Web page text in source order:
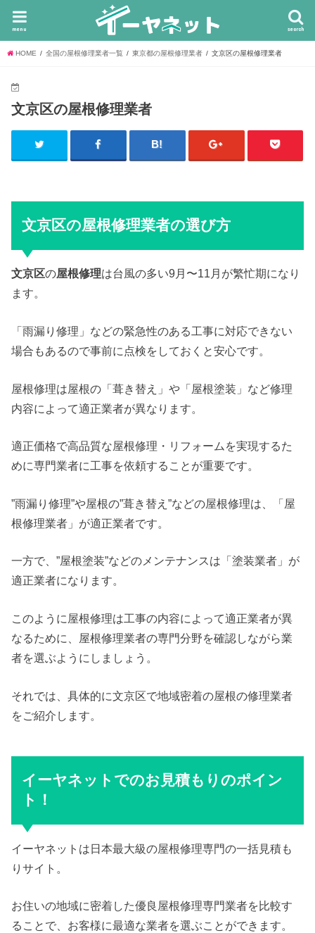
search
menu
HOME 全国の屋根修理業者一覧 東京都の屋根修理業者 文京区の屋根修理業者
文京区の屋根修理業者
文京区の屋根修理業者の選び方
文京区の屋根修理は台風の多い9月〜11月が繁忙期になり
ます。
「雨漏り修理」などの緊急性のある工事に対応できない
場合もあるので事前に点検をしておくと安心です。
屋根修理は屋根の「葺き替え」や「屋根塗装」など修理
内容によって適正業者が異なります。
適正価格で高品質な屋根修理・リフォームを実現するた
めに専門業者に工事を依頼することが重要です。
”雨漏り修理”や屋根の”葺き替え”などの屋根修理は、「屋
根修理業者」が適正業者です。
一方で、”屋根塗装”などのメンテナンスは「塗装業者」が
適正業者になります。
このように屋根修理は工事の内容によって適正業者が異
なるために、屋根修理業者の専門分野を確認しながら業
者を選ぶようにしましょう。
それでは、具体的に文京区で地域密着の屋根の修理業者
をご紹介します。
イーヤネットでのお見積もりのポイン
ト！
イーヤネットは日本最大級の屋根修理専門の一括見積も
りサイト。
お住いの地域に密着した優良屋根修理専門業者を比較す
ることで、お客様に最適な業者を選ぶことができます。